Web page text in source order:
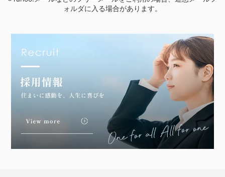
ォルダに入る場合があります。